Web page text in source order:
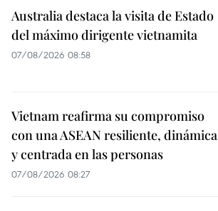
Australia destaca la visita de Estado
del máximo dirigente vietnamita
07/08/2026 08:58
Vietnam reafirma su compromiso
con una ASEAN resiliente, dinámica
y centrada en las personas
07/08/2026 08:27